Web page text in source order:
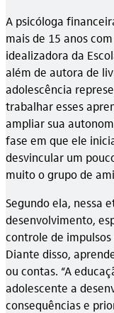
A psicóloga
mais de 15 anos
idealizadora da
além de autora de
adolescência
trabalhar esses
ampliar sua
fase em que ele
desvincular um
muito o grupo de
Segundo ela, nessa
desenvolvimento,
controle de
Diante disso,
ou contas. “A
adolescente a
consequências e